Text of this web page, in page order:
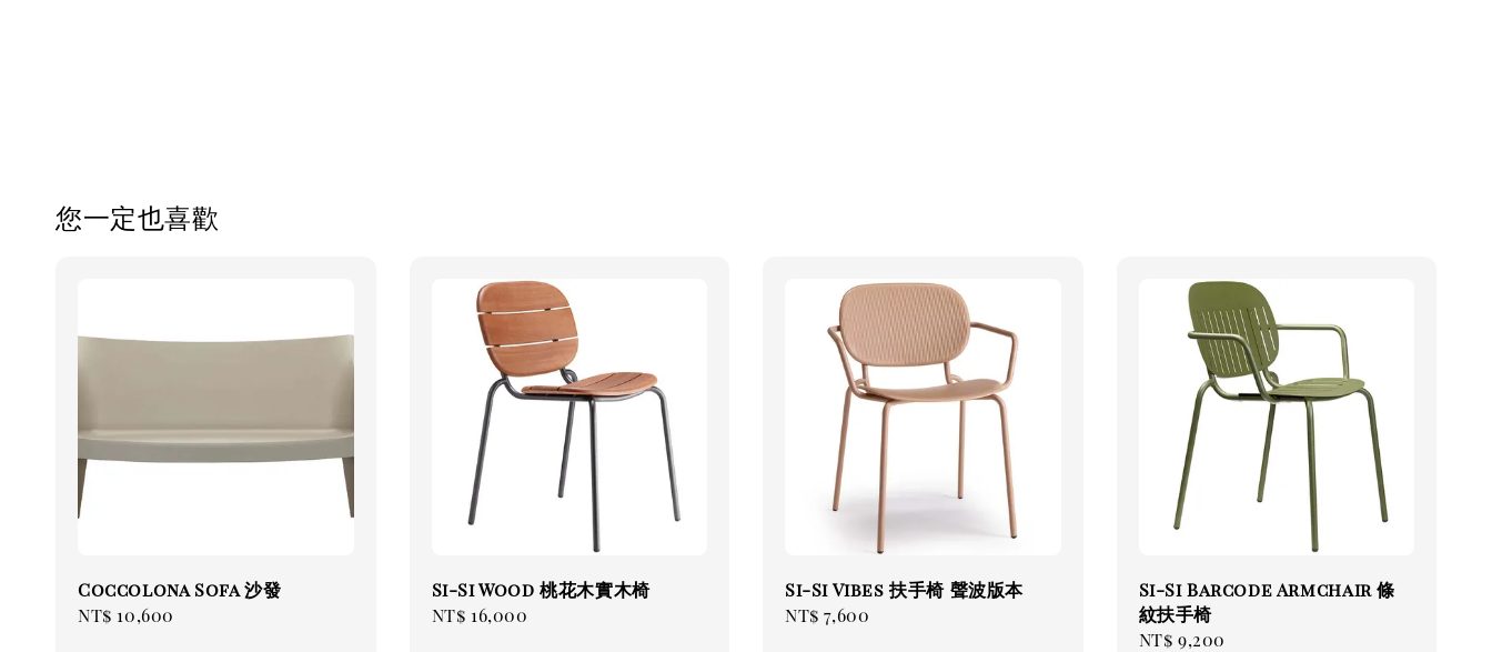
您一定也喜歡
Coccolona Sofa 沙發
Regular
NT$ 10,600
Si-Si Wood 桃花木實木椅
Regular
NT$ 16,000
Si-Si Vibes 扶手椅 聲波版本
Regular
NT$ 7,600
Si-Si Barcode Armchair 條
紋扶手椅
Regular
NT$ 9,200